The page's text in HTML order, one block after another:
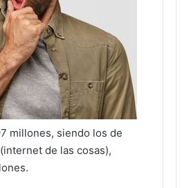
millones, siendo los de
de las cosas),